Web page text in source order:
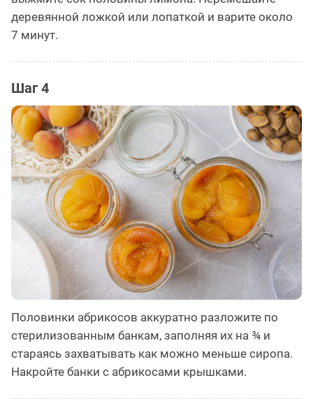
деревянной ложкой или лопаткой и варите около
7 минут.
Шаг 4
Половинки абрикосов аккуратно разложите по
стерилизованным банкам, заполняя их на ¾ и
стараясь захватывать как можно меньше сиропа.
Накройте банки с абрикосами крышками.